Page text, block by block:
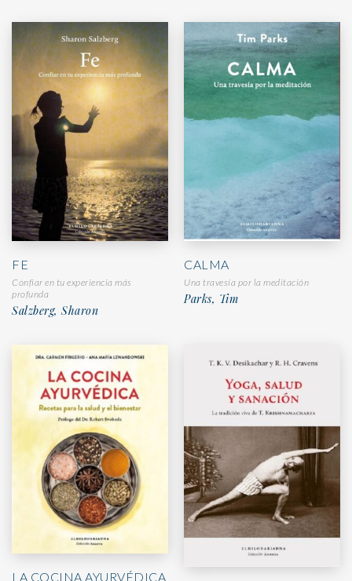
FE
Confiar en tu experiencia más
profunda
Salzberg, Sharon
CALMA
Una travesía por la meditación
Parks, Tim
LA COCINA AYURVÉDICA